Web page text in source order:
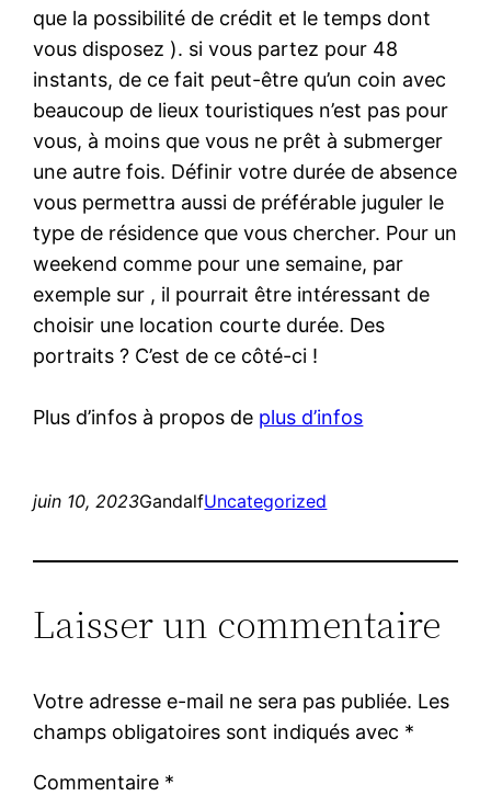
que la possibilité de crédit et le temps dont
vous disposez ). si vous partez pour 48
instants, de ce fait peut-être qu’un coin avec
beaucoup de lieux touristiques n’est pas pour
vous, à moins que vous ne prêt à submerger
une autre fois. Définir votre durée de absence
vous permettra aussi de préférable juguler le
type de résidence que vous chercher. Pour un
weekend comme pour une semaine, par
exemple sur , il pourrait être intéressant de
choisir une location courte durée. Des
portraits ? C’est de ce côté-ci !
Plus d’infos à propos de plus d’infos
juin 10, 2023GandalfUncategorized
Laisser un commentaire
Votre adresse e-mail ne sera pas publiée. Les
champs obligatoires sont indiqués avec *
Commentaire *